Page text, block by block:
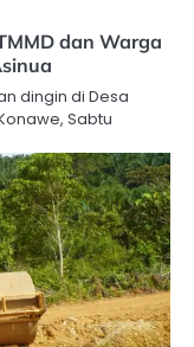
dan Warga
dingin di Desa
Sabtu